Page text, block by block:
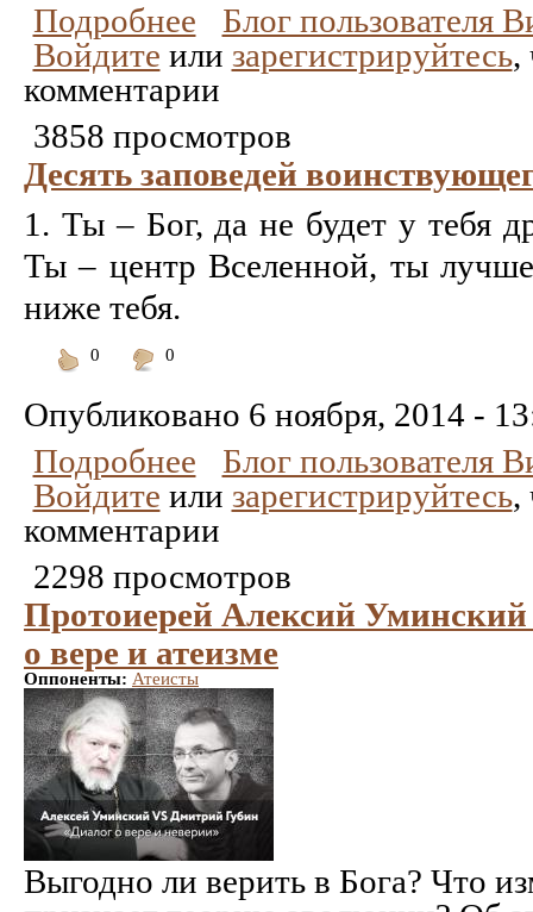
Подробнее
Блог пользователя
Войдите или зарегистрируйтесь,
комментарии
3858 просмотров
Десять заповедей
1. Ты – Бог, да не будет у тебя
Ты – центр Вселенной, ты
ниже тебя.
0
0
Опубликовано 6 ноября, 2014 -
Подробнее
Блог пользователя
Войдите или зарегистрируйтесь,
комментарии
2298 просмотров
Протоиерей Алексий
о вере и атеизме
Оппоненты: Атеисты
Выгодно ли верить в Бога? Что